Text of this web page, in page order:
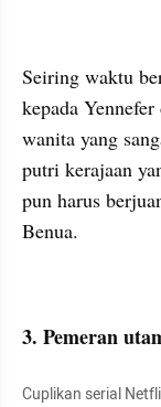
Seiring waktu
kepada
wanita yang
putri kerajaan
pun harus
Benua.
3. Pemeran
Cuplikan serial